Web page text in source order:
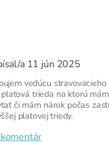
a 11 jún 2025
vedúcu stravovacieho
trieda na ktorú
či mám nárok počas
platovej triedy.